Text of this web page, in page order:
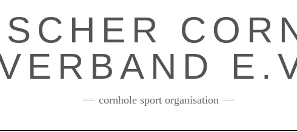
cornhole sport organisation